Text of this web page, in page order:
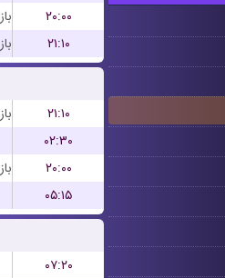
۲۰:۰۰
۲۱:۱۰
۲۱:۱۰
۰۲:۳۰
۲۰:۰۰
۰۵:۱۵
۰۷:۲۰